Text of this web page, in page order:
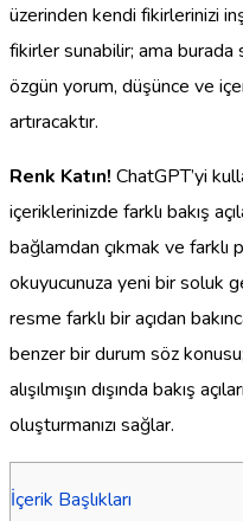
üzerinden kendi fikirlerinizi
fikirler sunabilir; ama burada
özgün yorum, düşünce ve
artıracaktır.
Renk Katın! ChatGPT’yi
içeriklerinizde farklı bakış
bağlamdan çıkmak ve
okuyucunuza yeni bir soluk
resme farklı bir açıdan
benzer bir durum söz
alışılmışın dışında bakış
oluşturmanızı sağlar.
İçerik Başlıkları